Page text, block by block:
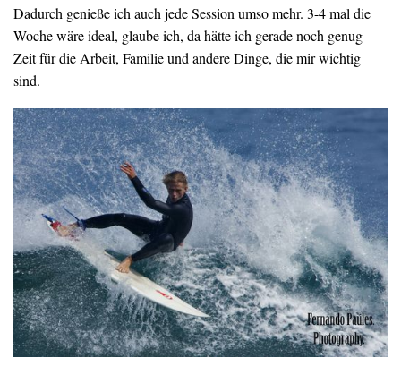
Dadurch genieße ich auch jede Session umso mehr. 3-4 mal die
Woche wäre ideal, glaube ich, da hätte ich gerade noch genug
Zeit für die Arbeit, Familie und andere Dinge, die mir wichtig
sind.